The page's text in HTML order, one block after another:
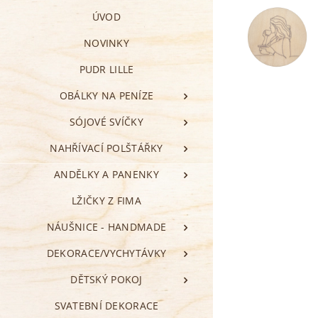
ÚVOD
NOVINKY
PUDR LILLE
OBÁLKY NA PENÍZE
SÓJOVÉ SVÍČKY
NAHŘÍVACÍ POLŠTÁŘKY
ANDĚLKY A PANENKY
LŽIČKY Z FIMA
NÁUŠNICE - HANDMADE
DEKORACE/VYCHYTÁVKY
DĚTSKÝ POKOJ
SVATEBNÍ DEKORACE